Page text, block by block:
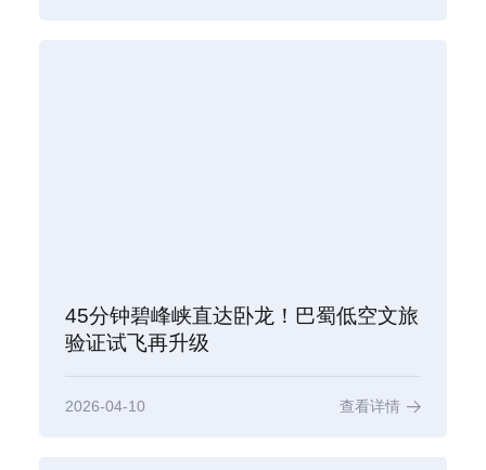
45分钟碧峰峡直达卧龙！巴蜀低空文旅
验证试飞再升级
2026-04-10 查看详情